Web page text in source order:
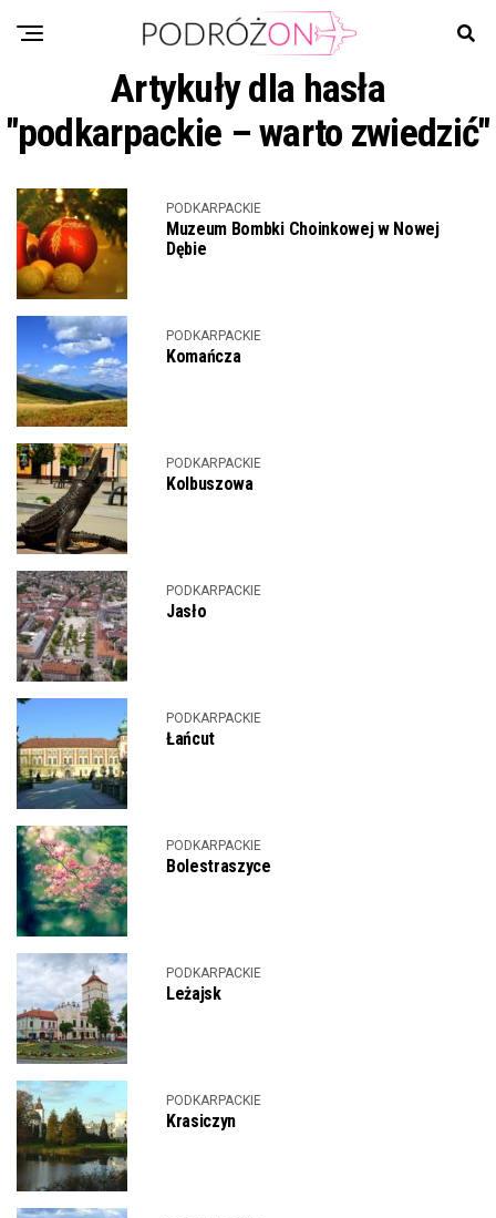
Artykuły dla hasła
"podkarpackie – warto zwiedzić"
PODKARPACKIE
Muzeum Bombki Choinkowej w Nowej
Dębie
PODKARPACKIE
Komańcza
PODKARPACKIE
Kolbuszowa
PODKARPACKIE
Jasło
PODKARPACKIE
Łańcut
PODKARPACKIE
Bolestraszyce
PODKARPACKIE
Leżajsk
PODKARPACKIE
Krasiczyn